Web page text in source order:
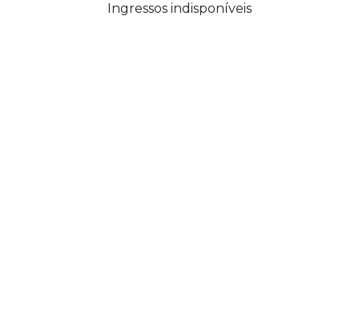
Ingressos indisponíveis